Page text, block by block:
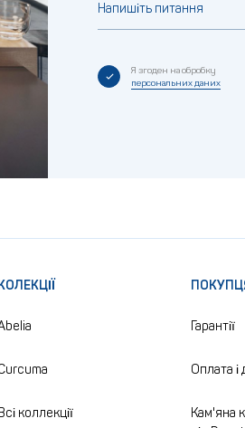
Напишіть питання
Я згоден на обробку
персональних даних
КОЛЕКЦІЇ
Всі коллекції
Гарантії
Оплата і
Кам'яна